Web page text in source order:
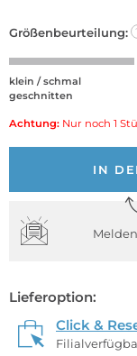
Größenbeurteilung:
klein / schmal
geschnitten
Achtung: Nur noch 1
IN
Lieferoption:
Click &